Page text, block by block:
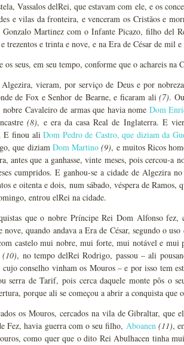
Vassalos delRei, que estavam com ele, e os
e vilas da fronteira, e venceram os Cristãos e
Martinez com o Infante Picazo, filho del
trezentos e trinta e nove, e na Era de César de mil e
os seus, em seu tempo, conforme que o achareis
vieram, por serviço de Deus e por
de Fox e Senhor de Bearne, e ficaram ali(7).
Cavaleiro de armas que havia nome Dom
(8), e era da casa Real de Inglaterra. E
E finou aliDom Pedro de Castro, que diziam da
que diziam Dom Martino (9), e muitos Ricos
que a ganhasse, vinte meses, pois cercou-a
cumpridos. E ganhou-se a cidade de Algezira
e oitenta e dois, num sábado, véspera de Ramos,
entrou elRei na cidade.
que o nobre Príncipe Rei Dom Alfonso
quando andava a Era de César, segundo o
castelo mui nobre, mui forte, mui notável e mui
(10), no tempo delRei Rodrigo, passou – ali
conselho vinham os Mouros – e por isso tem
serra de Tarif, pois cerca daquele monte pôs o
porque ali se começou a abrir a conquista que
os Mouros, cercados na vila de Gibraltar, que
Fez, havia guerra com o seu filho, Aboanen (11),
como quer que o dito Rei Abulhacen tinha